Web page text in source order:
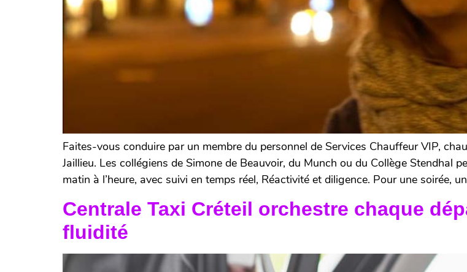
Faites-vous conduire par un membre du personnel de Services Chauffeur VIP,
Jaillieu. Les collégiens de Simone de Beauvoir, du Munch ou du Collège Stendhal
matin à l’heure, avec suivi en temps réel, Réactivité et diligence. Pour une soirée,
Centrale Taxi Créteil orchestre chaque
fluidité